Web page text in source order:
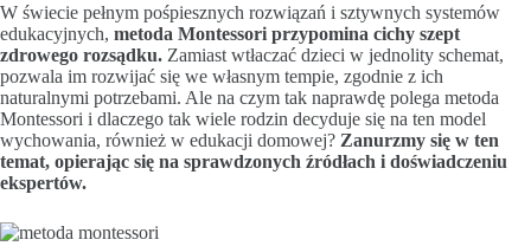
W świecie pełnym pośpiesznych rozwiązań i sztywnych systemów
edukacyjnych, metoda Montessori przypomina cichy szept
zdrowego rozsądku. Zamiast wtłaczać dzieci w jednolity schemat,
pozwala im rozwijać się we własnym tempie, zgodnie z ich
naturalnymi potrzebami. Ale na czym tak naprawdę polega metoda
Montessori i dlaczego tak wiele rodzin decyduje się na ten model
wychowania, również w edukacji domowej? Zanurzmy się w ten
temat, opierając się na sprawdzonych źródłach i doświadczeniu
ekspertów.